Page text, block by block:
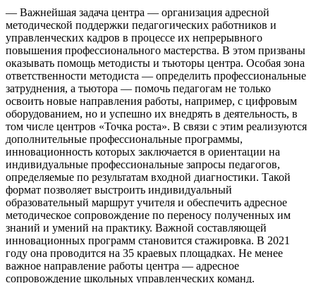
— Важнейшая задача центра — организация адресной
методической поддержки педагогических работников и
управленческих кадров в процессе их непрерывного
повышения профессионального мастерства. В этом призваны
оказывать помощь методисты и тьюторы центра. Особая зона
ответственности методиста — определить профессиональные
затруднения, а тьютора — помочь педагогам не только
освоить новые направления работы, например, с цифровым
оборудованием, но и успешно их внедрять в деятельность, в
том числе центров «Точка роста». В связи с этим реализуются
дополнительные профессиональные программы,
инновационность которых заключается в ориентации на
индивидуальные профессиональные запросы педагогов,
определяемые по результатам входной диагностики. Такой
формат позволяет выстроить индивидуальный
образовательный маршрут учителя и обеспечить адресное
методическое сопровождение по переносу полученных им
знаний и умений на практику. Важной составляющей
инновационных программ становится стажировка. В 2021
году она проводится на 35 краевых площадках. Не менее
важное направление работы центра — адресное
сопровождение школьных управленческих команд.